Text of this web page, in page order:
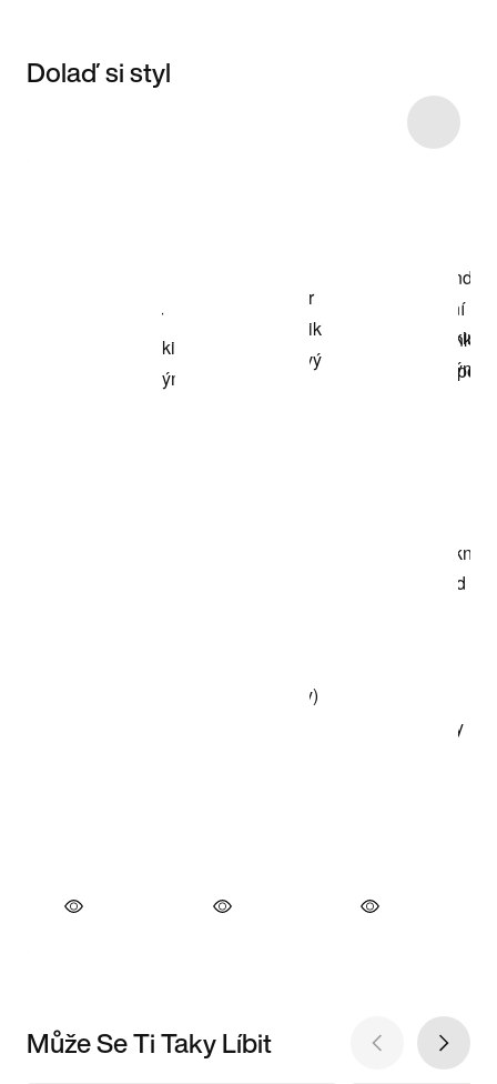
Dolaď si styl
Může Se Ti Taky Líbit